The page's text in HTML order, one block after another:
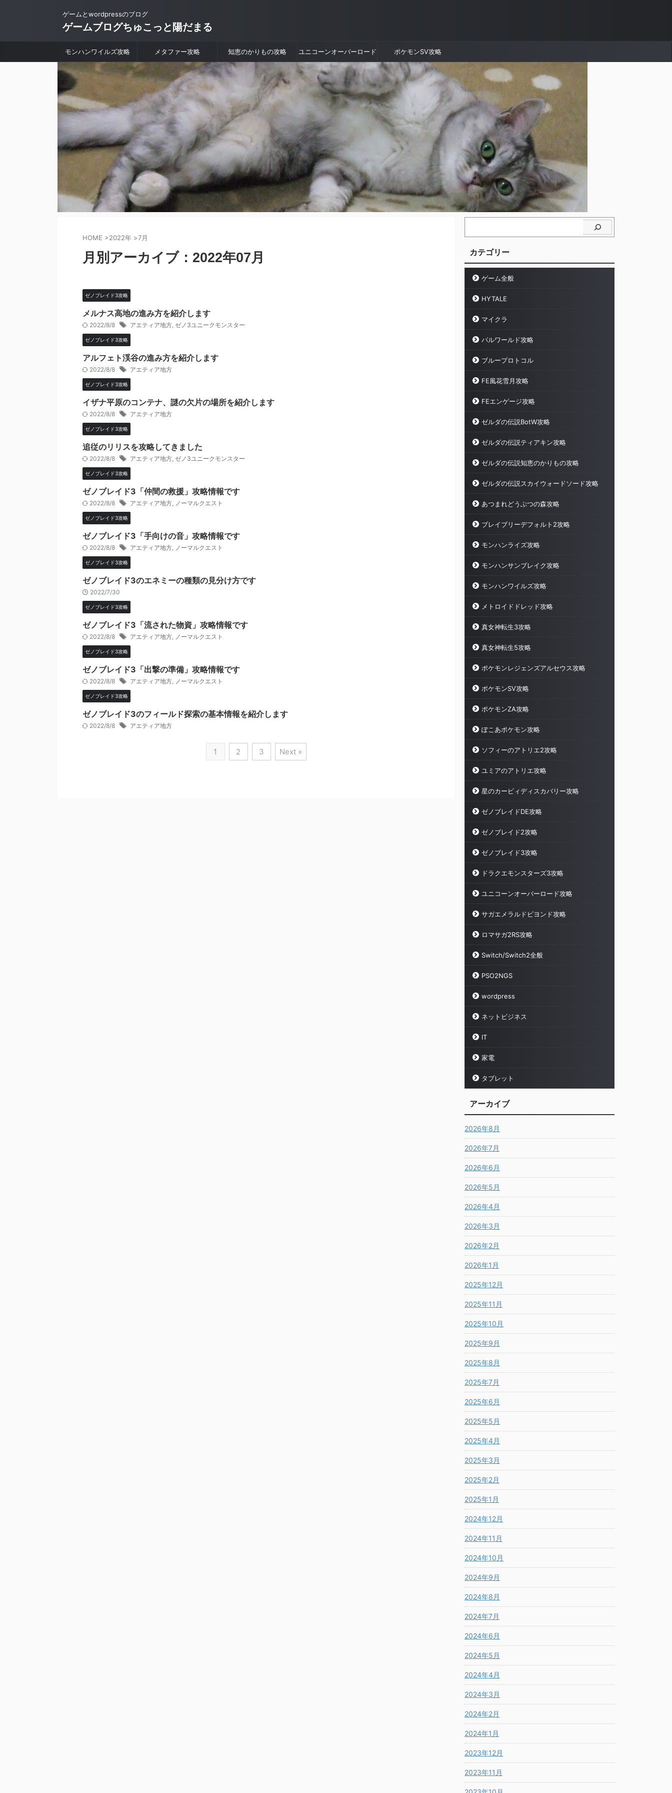
ゲームとwordpressのブログ
ゲームブログちゅこっと陽だまる
モンハンワイルズ攻略 メタファー攻略 知恵のかりもの攻略 ユニコーンオーバーロード ポケモンSV攻略
HOME >2022年 >7月
月別アーカイブ：2022年07月
ゼノブレイド3攻略
メルナス高地の進み方を紹介します
2022/8/8 アエティア地方, ゼノ3ユニークモンスター
ゼノブレイド3攻略
アルフェト渓谷の進み方を紹介します
2022/8/8 アエティア地方
ゼノブレイド3攻略
イザナ平原のコンテナ、謎の欠片の場所を紹介します
2022/8/8 アエティア地方
ゼノブレイド3攻略
追従のリリスを攻略してきました
2022/8/8 アエティア地方, ゼノ3ユニークモンスター
ゼノブレイド3攻略
ゼノブレイド3「仲間の救援」攻略情報です
2022/8/8 アエティア地方, ノーマルクエスト
ゼノブレイド3攻略
ゼノブレイド3「手向けの音」攻略情報です
2022/8/8 アエティア地方, ノーマルクエスト
ゼノブレイド3攻略
ゼノブレイド3のエネミーの種類の見分け方です
2022/7/30
ゼノブレイド3攻略
ゼノブレイド3「流された物資」攻略情報です
2022/8/8 アエティア地方, ノーマルクエスト
ゼノブレイド3攻略
ゼノブレイド3「出撃の準備」攻略情報です
2022/8/8 アエティア地方, ノーマルクエスト
ゼノブレイド3攻略
ゼノブレイド3のフィールド探索の基本情報を紹介します
2022/8/8 アエティア地方
1 2 3 Next »
カテゴリー
ゲーム全般
HYTALE
マイクラ
パルワールド攻略
ブループロトコル
FE風花雪月攻略
FEエンゲージ攻略
ゼルダの伝説BotW攻略
ゼルダの伝説ティアキン攻略
ゼルダの伝説知恵のかりもの攻略
ゼルダの伝説スカイウォードソード攻略
あつまれどうぶつの森攻略
ブレイブリーデフォルト2攻略
モンハンライズ攻略
モンハンサンブレイク攻略
モンハンワイルズ攻略
メトロイドドレッド攻略
真女神転生3攻略
真女神転生5攻略
ポケモンレジェンズアルセウス攻略
ポケモンSV攻略
ポケモンZA攻略
ぽこあポケモン攻略
ソフィーのアトリエ2攻略
ユミアのアトリエ攻略
星のカービィディスカバリー攻略
ゼノブレイドDE攻略
ゼノブレイド2攻略
ゼノブレイド3攻略
ドラクエモンスターズ3攻略
ユニコーンオーバーロード攻略
サガエメラルドビヨンド攻略
ロマサガ2RS攻略
Switch/Switch2全般
PSO2NGS
wordpress
ネットビジネス
IT
家電
タブレット
アーカイブ
2026年8月
2026年7月
2026年6月
2026年5月
2026年4月
2026年3月
2026年2月
2026年1月
2025年12月
2025年11月
2025年10月
2025年9月
2025年8月
2025年7月
2025年6月
2025年5月
2025年4月
2025年3月
2025年2月
2025年1月
2024年12月
2024年11月
2024年10月
2024年9月
2024年8月
2024年7月
2024年6月
2024年5月
2024年4月
2024年3月
2024年2月
2024年1月
2023年12月
2023年11月